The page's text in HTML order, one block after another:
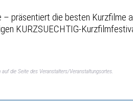
präsentiert die besten Kurzfilme
KURZSUECHTIG-
die Seite des Veranstalters/Veranstaltungsortes.